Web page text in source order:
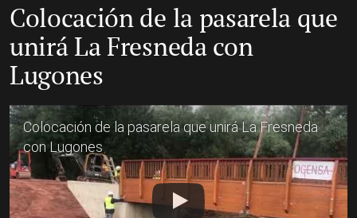
Colocación de la pasarela que
unirá La Fresneda con
Lugones
Colocación de la pasarela que unirá La Fresneda
con Lugones